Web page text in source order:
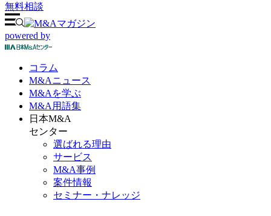
無料相談
powered by
コラム
M&Aニュース
M&Aを学ぶ
M&A 用語集
日本M&A
センター
選ばれる理由
サービス
M&A事例
案件情報
セミナー・ナレッジ